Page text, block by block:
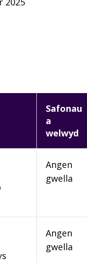
Safonau
a
welwyd
Angen
gwella
Angen
gwella